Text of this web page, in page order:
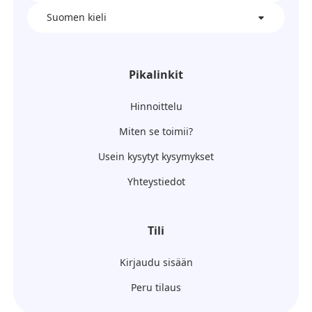
Suomen kieli
Pikalinkit
Hinnoittelu
Miten se toimii?
Usein kysytyt kysymykset
Yhteystiedot
Tili
Kirjaudu sisään
Peru tilaus